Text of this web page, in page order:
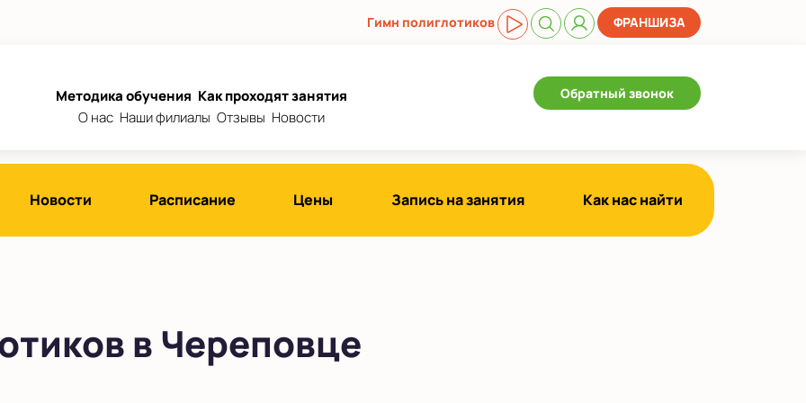
Гимн полиглотиков ФРАНШИЗА
Методика обучения Как проходят занятия
О нас Наши филиалы Отзывы Новости
Обратный звонок
Новости Расписание Цены Запись на занятия Как нас найти
в Череповце